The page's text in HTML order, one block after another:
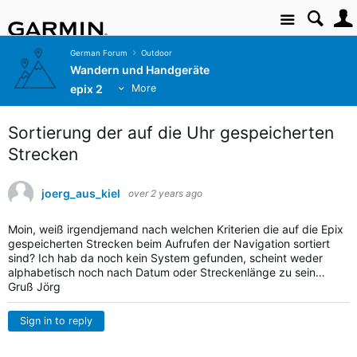
Site
German Forum Outdoor
Wandern und Handgeräte
epix 2
More
Sortierung der auf die Uhr gespeicherten
Strecken
joerg_aus_kiel over 2 years ago
Moin, weiß irgendjemand nach welchen Kriterien die auf die Epix
gespeicherten Strecken beim Aufrufen der Navigation sortiert
sind? Ich hab da noch kein System gefunden, scheint weder
alphabetisch noch nach Datum oder Streckenlänge zu sein…
Gruß Jörg
Sign in to reply